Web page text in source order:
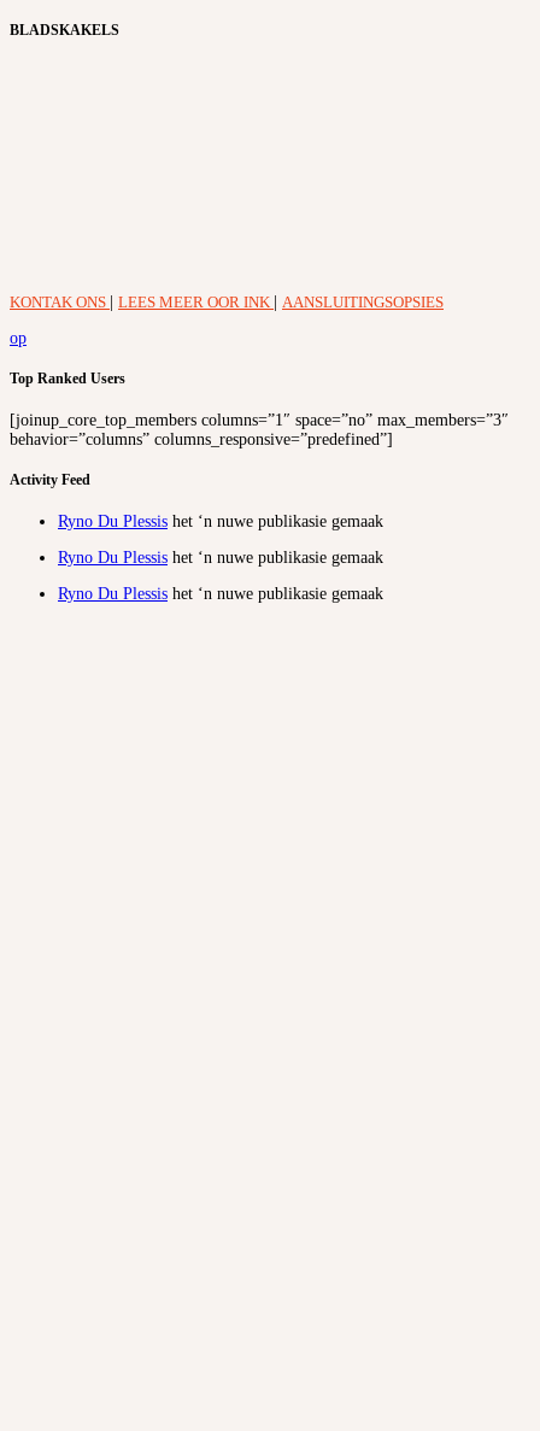
BLADSKAKELS
KONTAK ONS LEES MEER OOR INK
AANSLUITINGSOPSIES
op
Top Ranked Users
[joinup_core_top_members columns=”1″ space=”no” max_members=”3″
behavior=”columns” columns_responsive=”predefined”]
Activity Feed
Ryno Du Plessis het ‘n nuwe publikasie gemaak
Ryno Du Plessis het ‘n nuwe publikasie gemaak
Ryno Du Plessis het ‘n nuwe publikasie gemaak